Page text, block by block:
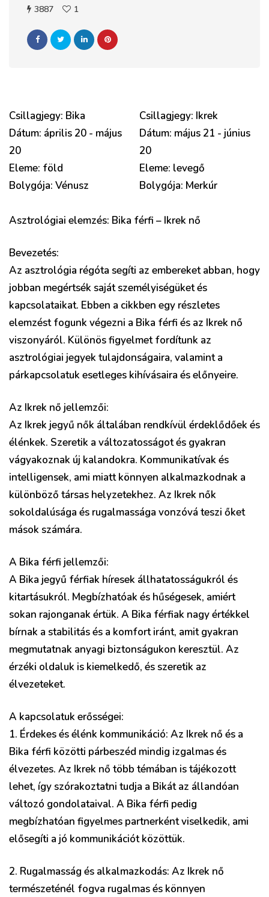
3887 1
Csillagjegy: Bika
Dátum: április 20 - május
20
Eleme: föld
Bolygója: Vénusz
Csillagjegy: Ikrek
Dátum: május 21 - június
20
Eleme: levegő
Bolygója: Merkúr
Asztrológiai elemzés: Bika férfi – Ikrek nő
Bevezetés:
Az asztrológia régóta segíti az embereket abban, hogy
jobban megértsék saját személyiségüket és
kapcsolataikat. Ebben a cikkben egy részletes
elemzést fogunk végezni a Bika férfi és az Ikrek nő
viszonyáról. Különös figyelmet fordítunk az
asztrológiai jegyek tulajdonságaira, valamint a
párkapcsolatuk esetleges kihívásaira és előnyeire.
Az Ikrek nő jellemzői:
Az Ikrek jegyű nők általában rendkívül érdeklődőek és
élénkek. Szeretik a változatosságot és gyakran
vágyakoznak új kalandokra. Kommunikatívak és
intelligensek, ami miatt könnyen alkalmazkodnak a
különböző társas helyzetekhez. Az Ikrek nők
sokoldalúsága és rugalmassága vonzóvá teszi őket
mások számára.
A Bika férfi jellemzői:
A Bika jegyű férfiak híresek állhatatosságukról és
kitartásukról. Megbízhatóak és hűségesek, amiért
sokan rajonganak értük. A Bika férfiak nagy értékkel
bírnak a stabilitás és a komfort iránt, amit gyakran
megmutatnak anyagi biztonságukon keresztül. Az
érzéki oldaluk is kiemelkedő, és szeretik az
élvezeteket.
A kapcsolatuk erősségei:
1. Érdekes és élénk kommunikáció: Az Ikrek nő és a
Bika férfi közötti párbeszéd mindig izgalmas és
élvezetes. Az Ikrek nő több témában is tájékozott
lehet, így szórakoztatni tudja a Bikát az állandóan
változó gondolataival. A Bika férfi pedig
megbízhatóan figyelmes partnerként viselkedik, ami
elősegíti a jó kommunikációt közöttük.
2. Rugalmasság és alkalmazkodás: Az Ikrek nő
természeténél fogva rugalmas és könnyen